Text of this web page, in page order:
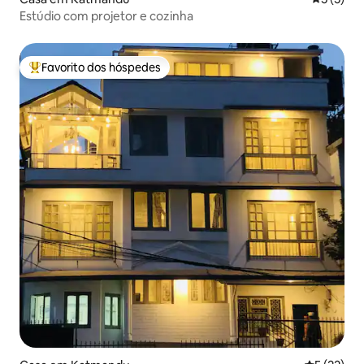
Estúdio com projetor e cozinha
Favoritos dos hóspedes mais apreciados
Favorito dos hóspedes